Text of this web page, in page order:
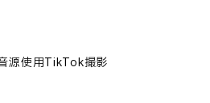
源使用TikTok撮影